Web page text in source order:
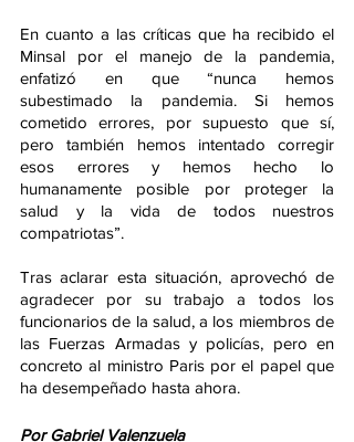
En cuanto a las críticas que ha recibido el
Minsal por el manejo de la pandemia,
enfatizó en que “nunca hemos
subestimado la pandemia. Si hemos
cometido errores, por supuesto que sí,
pero también hemos intentado corregir
esos errores y hemos hecho lo
humanamente posible por proteger la
salud y la vida de todos nuestros
compatriotas”.
Tras aclarar esta situación, aprovechó de
agradecer por su trabajo a todos los
funcionarios de la salud, a los miembros de
las Fuerzas Armadas y policías, pero en
concreto al ministro Paris por el papel que
ha desempeñado hasta ahora.
Por Gabriel Valenzuela